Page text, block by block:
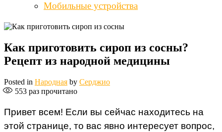
Мобильные устройства
Как приготовить сироп из сосны?
Рецепт из народной медицины
Posted in Народная by Серджио
553 раз прочитано
Привет всем! Если вы сейчас находитесь на
этой странице, то вас явно интересует вопрос,